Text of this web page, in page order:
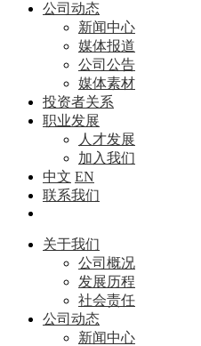
公司动态
新闻中心
媒体报道
公司公告
媒体素材
投资者关系
职业发展
人才发展
加入我们
中文 EN
联系我们
关于我们
公司概况
发展历程
社会责任
公司动态
新闻中心